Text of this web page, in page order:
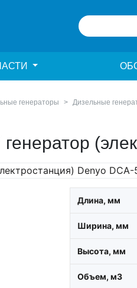
генераторы Дизельные
Длина, мм
Ширина, мм
Высота, мм
Объем, м3